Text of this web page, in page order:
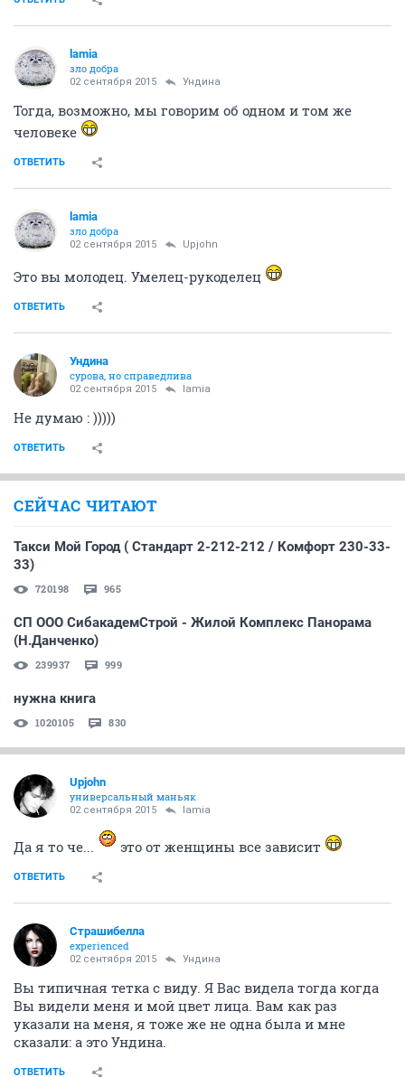
lamia
зло добра
02 сентября 2015 Ундинa
Тогда, возможно, мы говорим об одном и том же
человеке
ОТВЕТИТЬ
lamia
зло добра
02 сентября 2015 Upjohn
Это вы молодец. Умелец-рукоделец
ОТВЕТИТЬ
Ундинa
сурова, но справедлива
02 сентября 2015 lamia
Не думаю : )))))
ОТВЕТИТЬ
СЕЙЧАС ЧИТАЮТ
Такси Мой Город ( Стандарт 2-212-212 / Комфорт 230-33-
33)
720198 965
СП ООО СибакадемСтрой - Жилой Комплекс Панорама
(Н.Данченко)
239937 999
нужна книга
1020105 830
Upjohn
универсальный маньяк
02 сентября 2015 lamia
Да я то че... это от женщины все зависит
ОТВЕТИТЬ
Страшибелла
experienced
02 сентября 2015 Ундинa
Вы типичная тетка с виду. Я Вас видела тогда когда
Вы видели меня и мой цвет лица. Вам как раз
указали на меня, я тоже же не одна была и мне
сказали: а это Ундина.
ОТВЕТИТЬ